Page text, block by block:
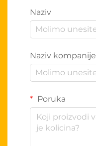
Naziv
Naziv kompanije
Poruka